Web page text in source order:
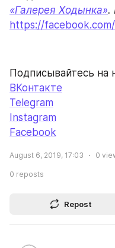
«Галерея Ходынка»
https://
Подписывайтесь на
ВКонтакте
Telegram
Instagram
Facebook
August 6, 2019, 17:03 0
0 reposts
Repost